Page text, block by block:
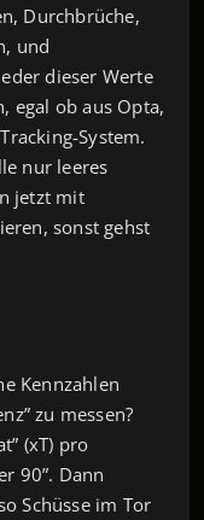
Durchbrüche,
und
dieser Werte
egal ob aus Opta,
nur leeres
jetzt mit
sonst gehst
Kennzahlen
zu messen?
(xT) pro
90”. Dann
Schüsse im Tor